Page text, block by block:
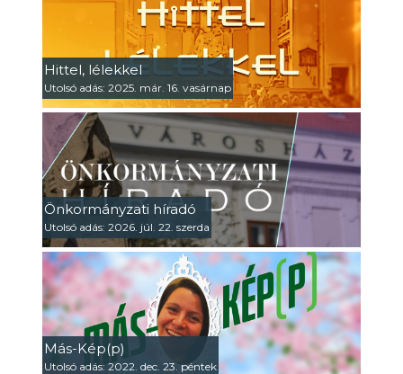
Hittel, lélekkel
Utolsó adás: 2025. már. 16. vasárnap
Önkormányzati híradó
Utolsó adás: 2026. júl. 22. szerda
Más-Kép(p)
Utolsó adás: 2022. dec. 23. péntek